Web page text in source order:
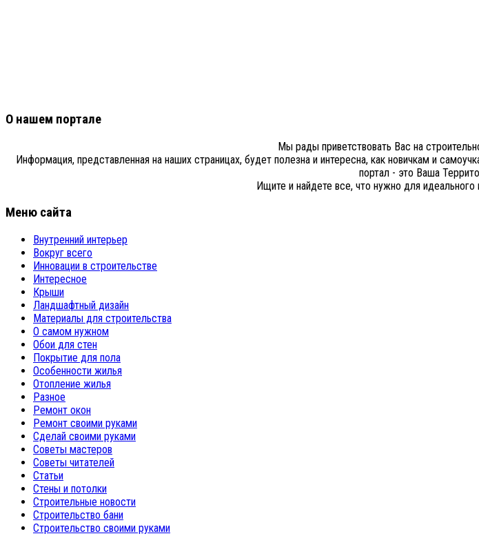
О нашем портале
Мы рады приветствовать Вас на
Информация, представленная на наших страницах, будет полезна и интересна, как новичкам и
портал - это Ваша
Ищите и найдете все, что нужно для идеального
Меню сайта
Внутренний интерьер
Вокруг всего
Инновации в строительстве
Интересное
Крыши
Ландшафтный дизайн
Материалы для строительства
О самом нужном
Обои для стен
Покрытие для пола
Особенности жилья
Отопление жилья
Разное
Ремонт окон
Ремонт своими руками
Сделай своими руками
Советы мастеров
Советы читателей
Статьи
Стены и потолки
Строительные новости
Строительство бани
Строительство своими руками